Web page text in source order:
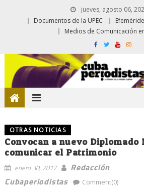
jueves, agosto 06,
Documentos de la UPEC
Medios de Comunicación
OTRAS NOTICIAS
Convocan a nuevo Diplomado
comunicar el Patrimonio
enero 30, 2017
Redacción
Cubaperiodistas
Comment(0)